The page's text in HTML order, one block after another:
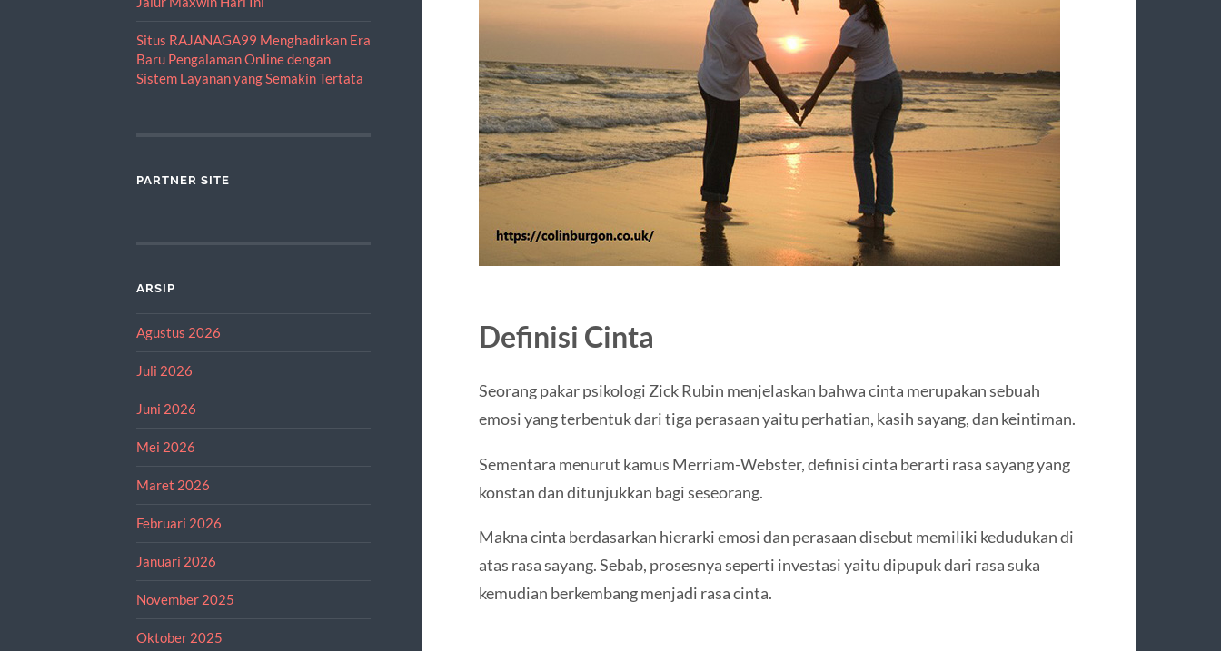
Situs RAJANAGA99 Menghadirkan Era
Baru Pengalaman Online dengan
Sistem Layanan yang Semakin Tertata
PARTNER SITE
ARSIP
Agustus 2026
Juli 2026
Juni 2026
Mei 2026
Maret 2026
Februari 2026
Januari 2026
November 2025
Oktober 2025
Definisi Cinta
Seorang pakar psikologi Zick Rubin menjelaskan bahwa cinta merupakan sebuah
emosi yang terbentuk dari tiga perasaan yaitu perhatian, kasih sayang, dan keintiman.
Sementara menurut kamus Merriam-Webster, definisi cinta berarti rasa sayang yang
konstan dan ditunjukkan bagi seseorang.
Makna cinta berdasarkan hierarki emosi dan perasaan disebut memiliki kedudukan di
atas rasa sayang. Sebab, prosesnya seperti investasi yaitu dipupuk dari rasa suka
kemudian berkembang menjadi rasa cinta.